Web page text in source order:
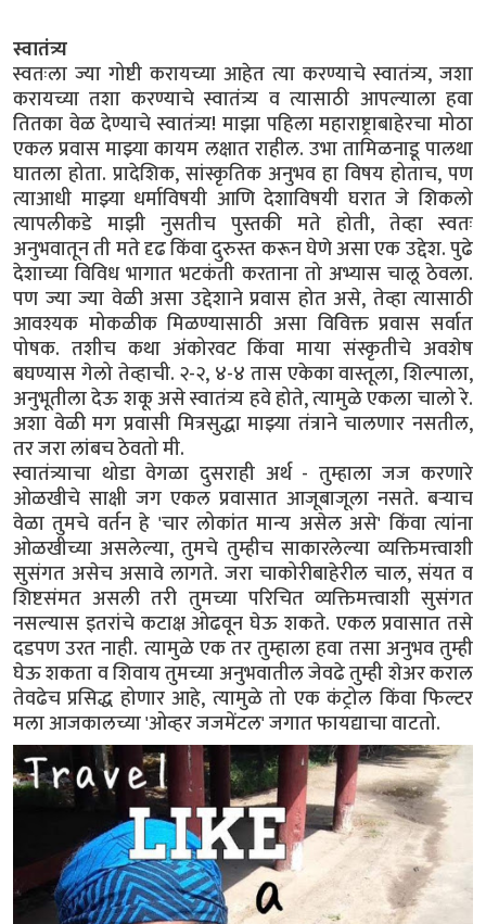
स्वातंत्र्य
स्वतःला ज्या गोष्टी करायच्या आहेत त्या करण्याचे स्वातंत्र्य, जशा
करायच्या तशा करण्याचे स्वातंत्र्य व त्यासाठी आपल्याला हवा
तितका वेळ देण्याचे स्वातंत्र्य! माझा पहिला महाराष्ट्राबाहेरचा मोठा
एकल प्रवास माझ्या कायम लक्षात राहील. उभा तामिळनाडू पालथा
घातला होता. प्रादेशिक, सांस्कृतिक अनुभव हा विषय होताच, पण
त्याआधी माझ्या धर्माविषयी आणि देशाविषयी घरात जे शिकलो
त्यापलीकडे माझी नुसतीच पुस्तकी मते होती, तेव्हा स्वतः
अनुभवातून ती मते दृढ किंवा दुरुस्त करून घेणे असा एक उद्देश. पुढे
देशाच्या विविध भागात भटकंती करताना तो अभ्यास चालू ठेवला.
पण ज्या ज्या वेळी असा उद्देशाने प्रवास होत असे, तेव्हा त्यासाठी
आवश्यक मोकळीक मिळण्यासाठी असा विविक्त प्रवास सर्वात
पोषक. तशीच कथा अंकोरवट किंवा माया संस्कृतीचे अवशेष
बघण्यास गेलो तेव्हाची. २-२, ४-४ तास एकेका वास्तूला, शिल्पाला,
अनुभूतीला देऊ शकू असे स्वातंत्र्य हवे होते, त्यामुळे एकला चालो रे.
अशा वेळी मग प्रवासी मित्रसुद्धा माझ्या तंत्राने चालणार नसतील,
तर जरा लांबच ठेवतो मी.
स्वातंत्र्याचा थोडा वेगळा दुसराही अर्थ - तुम्हाला जज करणारे
ओळखीचे साक्षी जग एकल प्रवासात आजूबाजूला नसते. बऱ्याच
वेळा तुमचे वर्तन हे 'चार लोकांत मान्य असेल असे' किंवा त्यांना
ओळखीच्या असलेल्या, तुमचे तुम्हीच साकारलेल्या व्यक्तिमत्त्वाशी
सुसंगत असेच असावे लागते. जरा चाकोरीबाहेरील चाल, संयत व
शिष्टसंमत असली तरी तुमच्या परिचित व्यक्तिमत्त्वाशी सुसंगत
नसल्यास इतरांचे कटाक्ष ओढवून घेऊ शकते. एकल प्रवासात तसे
दडपण उरत नाही. त्यामुळे एक तर तुम्हाला हवा तसा अनुभव तुम्ही
घेऊ शकता व शिवाय तुमच्या अनुभवातील जेवढे तुम्ही शेअर कराल
तेवढेच प्रसिद्ध होणार आहे, त्यामुळे तो एक कंट्रोल किंवा फिल्टर
मला आजकालच्या 'ओव्हर जजमेंटल' जगात फायद्याचा वाटतो.